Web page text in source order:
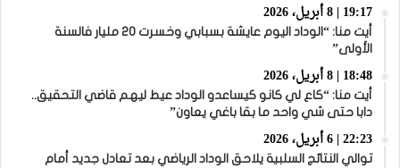
19:17 | 8 أبريل، 2026
أيت منا: “الوداد اليوم عايشة بسبابي وخسرت 20 مليار فالسنة
الأولى”
18:48 | 8 أبريل، 2026
أيت منا: “كاع لي كانو كيساعدو الوداد عيط ليهم قاضي التحقيق..
دابا حتى شي واحد ما بقا باغي يعاون”
22:23 | 6 أبريل، 2026
توالي النتائج السلبية يلاحق الوداد الرياضي بعد تعادل جديد أمام